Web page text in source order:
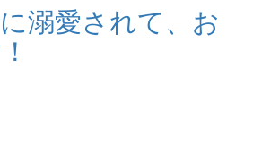
溺愛されて、お